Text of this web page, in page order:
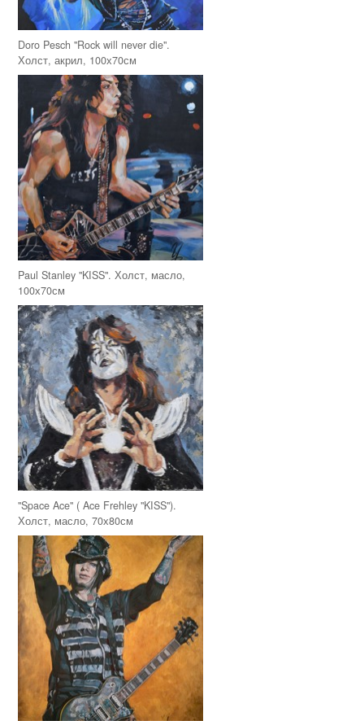
Doro Pesch "Rock will never die".
Холст, акрил, 100х70см
Paul Stanley "KISS". Холст, масло,
100х70см
"Space Ace" ( Ace Frehley "KISS").
Холст, масло, 70х80см